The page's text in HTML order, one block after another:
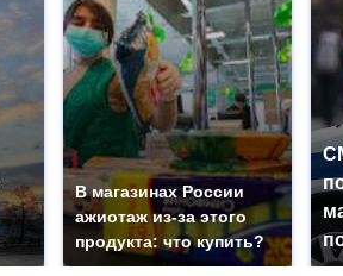
В магазинах России
ажиотаж из-за этого
продукта: что купить?